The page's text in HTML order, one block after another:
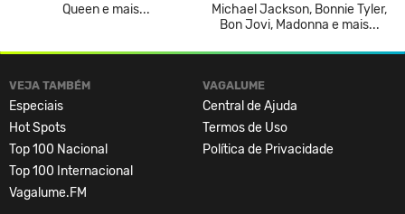
Queen e mais...
Michael Jackson, Bonnie Tyler,
Bon Jovi, Madonna e mais...
VEJA TAMBÉM
Especiais
Hot Spots
Top 100 Nacional
Top 100 Internacional
Vagalume.FM
VAGALUME
Central de Ajuda
Termos de Uso
Política de Privacidade